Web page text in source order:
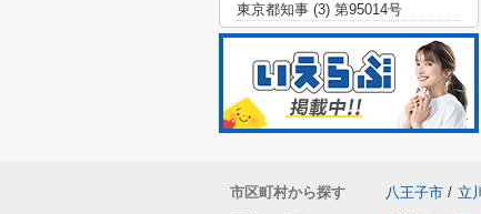
東京都知事 (3) 第95014号
市区町村から探す 八王子市 / 立